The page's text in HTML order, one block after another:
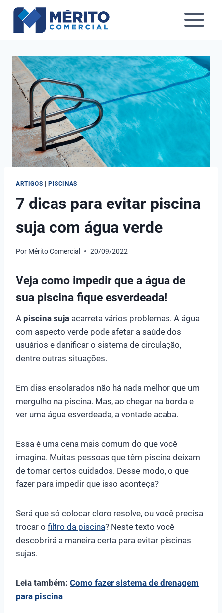
Pular
ARTIGOS PISCINAS
7 dicas para evitar piscina
suja com água verde
Por Mérito Comercial 20/09/2022
Veja como impedir que a água de
sua piscina fique esverdeada!
A piscina suja acarreta vários problemas. A água
com aspecto verde pode afetar a saúde dos
usuários e danificar o sistema de circulação,
dentre outras situações.
Em dias ensolarados não há nada melhor que um
mergulho na piscina. Mas, ao chegar na borda e
ver uma água esverdeada, a vontade acaba.
Essa é uma cena mais comum do que você
imagina. Muitas pessoas que têm piscina deixam
de tomar certos cuidados. Desse modo, o que
fazer para impedir que isso aconteça?
Será que só colocar cloro resolve, ou você precisa
trocar o filtro da piscina? Neste texto você
descobrirá a maneira certa para evitar piscinas
sujas.
Leia também: Como fazer sistema de drenagem
para piscina